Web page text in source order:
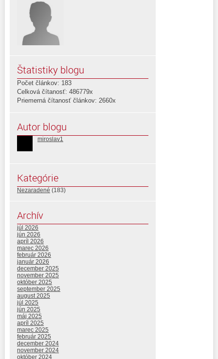
Štatistiky blogu
Počet článkov: 183
Celková čítanosť: 486779x
Priemerná čítanosť článkov: 2660x
Autor blogu
miroslav1
Kategórie
Nezaradené (183)
Archív
júl 2026
jún 2026
apríl 2026
marec 2026
február 2026
január 2026
december 2025
november 2025
október 2025
september 2025
august 2025
júl 2025
jún 2025
máj 2025
apríl 2025
marec 2025
február 2025
december 2024
november 2024
október 2024